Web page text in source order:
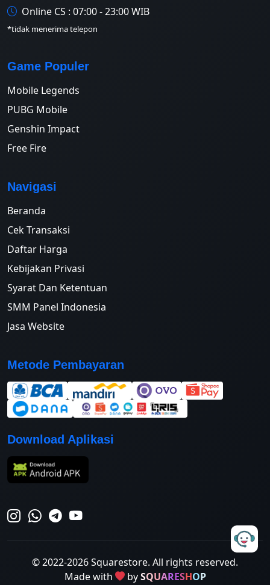
Online CS : 07:00 - 23:00 WIB
*tidak menerima telepon
Game Populer
Mobile Legends
PUBG Mobile
Genshin Impact
Free Fire
Navigasi
Beranda
Cek Transaksi
Daftar Harga
Kebijakan Privasi
Syarat Dan Ketentuan
SMM Panel Indonesia
Jasa Website
Metode Pembayaran
Download Aplikasi
© 2022-2026 Squarestore. All rights reserved.
Made with
bySQUARESHOP